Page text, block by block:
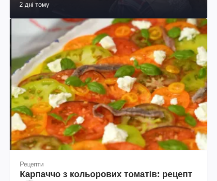
2 дні тому
Рецепти
Карпаччо з кольорових томатів: рецепт